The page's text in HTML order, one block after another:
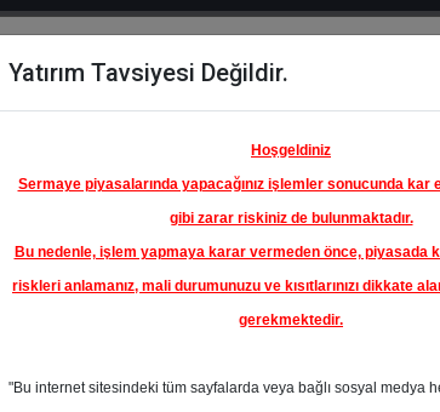
Hisse
Öne
Çıkanlar
Raporlar
Yatırım Tavsiyesi Değildir.
Hoşgeldiniz
Sermaye piyasalarında yapacağınız işlemler sonucunda kar
gibi zarar riskiniz de bulunmaktadır.
Bu nedenle, işlem yapmaya karar vermeden önce, piyasada
riskleri anlamanız, mali durumunuzu ve kısıtlarınızı dikkate
gerekmektedir.
"Bu internet sitesindeki tüm sayfalarda veya bağlı sosyal medya